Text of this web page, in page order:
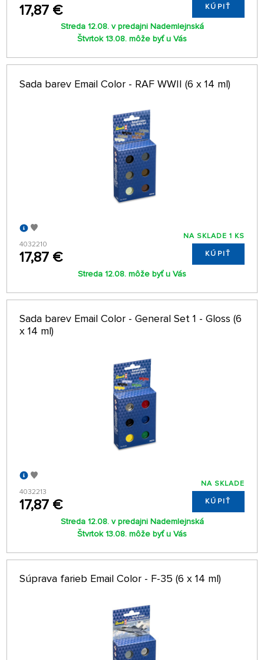
17,87 € KÚPIŤ
Streda 12.08. v predajni Nademlejnská
Štvrtok 13.08. môže byť u Vás
Sada barev Email Color - RAF WWII (6 x 14 ml)
4032210
17,87 €
NA SKLADE 1 KS
KÚPIŤ
Streda 12.08. môže byť u Vás
Sada barev Email Color - General Set 1 - Gloss (6
x 14 ml)
4032213
17,87 €
NA SKLADE
KÚPIŤ
Streda 12.08. v predajni Nademlejnská
Štvrtok 13.08. môže byť u Vás
Súprava farieb Email Color - F-35 (6 x 14 ml)